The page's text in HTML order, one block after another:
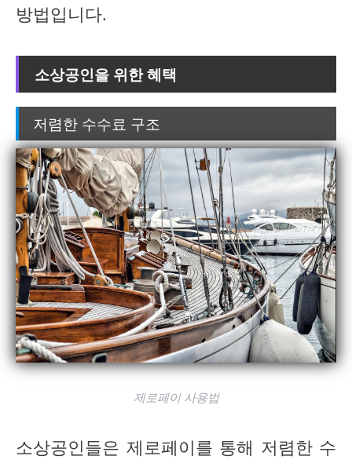
방법입니다.
소상공인을 위한 혜택
저렴한 수수료 구조
제로페이 사용법
소상공인들은 제로페이를 통해 저렴한 수